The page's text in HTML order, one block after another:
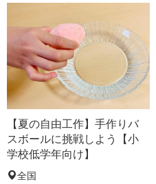
【夏の自由工作】手作りバ
スボールに挑戦しよう【小
学校低学年向け】
全国